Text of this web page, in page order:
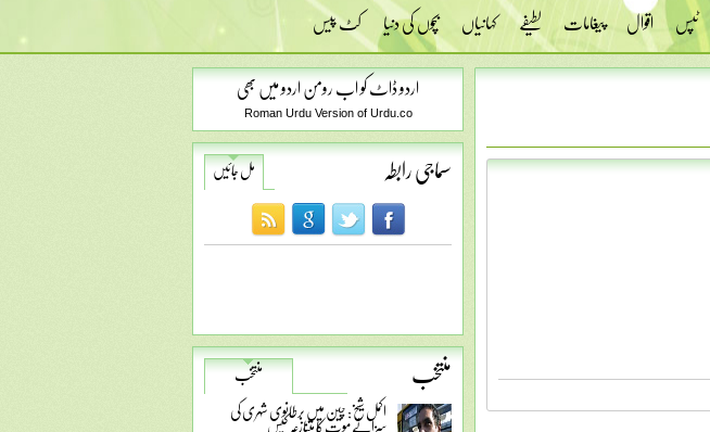
ٹپس اقوال پیغامات لطیفے کہانیاں بچوں کی دنیا کٹ پیس
اردو ڈاٹ کو اب رومن اردو میں بھی
Roman Urdu Version of Urdu.co
سماجی رابطہ مل جائیں
منتخب
منتخب
اکمل شیخ: چین میں برطانوی شہری کی